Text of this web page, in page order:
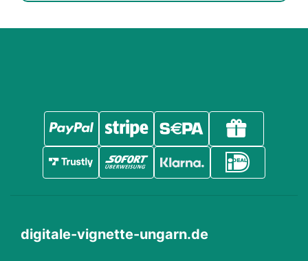
digitale-vignette-ungarn.de